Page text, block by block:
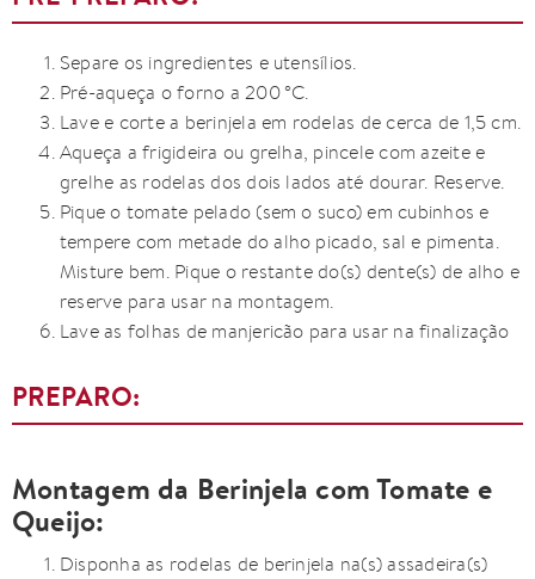
Separe os ingredientes e utensílios.
Pré-aqueça o forno a 200 °C.
Lave e corte a berinjela em rodelas de cerca de 1,5 cm.
Aqueça a frigideira ou grelha, pincele com azeite e
grelhe as rodelas dos dois lados até dourar. Reserve.
Pique o tomate pelado (sem o suco) em cubinhos e
tempere com metade do alho picado, sal e pimenta.
Misture bem. Pique o restante do(s) dente(s) de alho e
reserve para usar na montagem.
Lave as folhas de manjericão para usar na finalização
PREPARO:
Montagem da Berinjela com Tomate e
Queijo:
Disponha as rodelas de berinjela na(s) assadeira(s)